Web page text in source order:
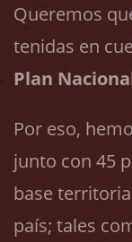
Queremos
tenidas en
Plan
Por eso,
junto con 45
base
país; tales